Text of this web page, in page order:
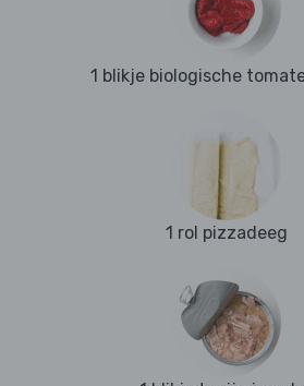
1 blikje biologische
1 rol pizzadeeg